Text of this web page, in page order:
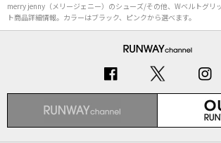
merry jenny（メリージェニー）のシューズ/その他、Wベルトグリ
ト商品詳細情報。カラーはブラック、ピンクから選べます。